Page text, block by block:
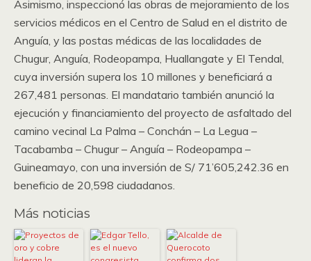
Asimismo, inspeccionó las obras de mejoramiento de los
servicios médicos en el Centro de Salud en el distrito de
Anguía, y las postas médicas de las localidades de
Chugur, Anguía, Rodeopampa, Huallangate y El Tendal,
cuya inversión supera los 10 millones y beneficiará a
267,481 personas. El mandatario también anunció la
ejecución y financiamiento del proyecto de asfaltado del
camino vecinal La Palma – Conchán – La Legua –
Tacabamba – Chugur – Anguía – Rodeopampa –
Guineamayo, con una inversión de S/ 71’605,242.36 en
beneficio de 20,598 ciudadanos.
Más noticias